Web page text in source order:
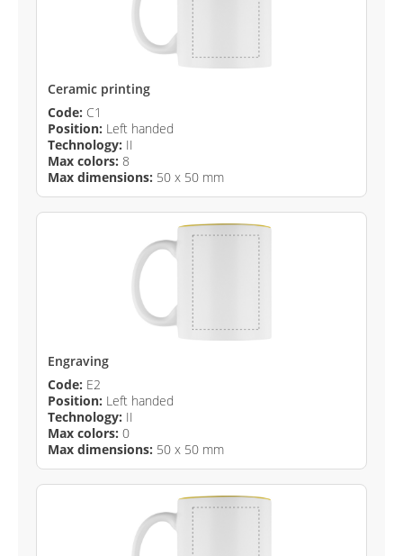
Ceramic printing
Code: C1
Position: Left handed
Technology: II
Max colors: 8
Max dimensions: 50 x 50 mm
Engraving
Code: E2
Position: Left handed
Technology: II
Max colors: 0
Max dimensions: 50 x 50 mm